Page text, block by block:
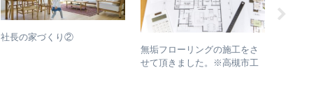
社長の家づくり②
無垢フローリングの施工をさ
せて頂きました。※高槻市工